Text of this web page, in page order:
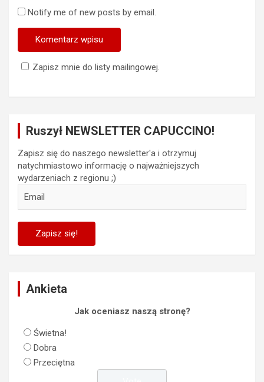
Notify me of new posts by email.
Zapisz mnie do listy mailingowej.
Ruszył NEWSLETTER CAPUCCINO!
Zapisz się do naszego newsletter'a i otrzymuj
natychmiastowo informację o najważniejszych
wydarzeniach z regionu ;)
Ankieta
Jak oceniasz naszą stronę?
Świetna!
Dobra
Przeciętna